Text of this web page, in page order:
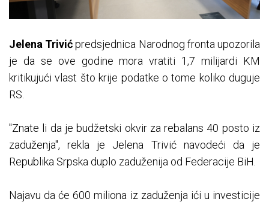
Jelena Trivićpredsjednica Narodnog fronta upozorila
je da se ove godine mora vratiti 1,7 milijardi KM
kritikujući vlast što krije podatke o tome koliko duguje
RS.
"Znate li da je budžetski okvir za rebalans 40 posto iz
zaduženja", rekla je Jelena Trivić navodeći da je
Republika Srpska duplo zaduženija od Federacije BiH.
Najavu da će 600 miliona iz zaduženja ići u investicije